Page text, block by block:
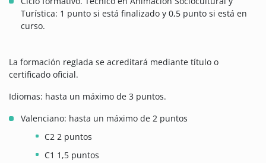
Turística: 1 punto si está finalizado y 0,5 punto si está en
curso.
La formación reglada se acreditará mediante título o
certificado oficial.
Idiomas: hasta un máximo de 3 puntos.
Valenciano: hasta un máximo de 2 puntos
C2 2 puntos
C1 1,5 puntos